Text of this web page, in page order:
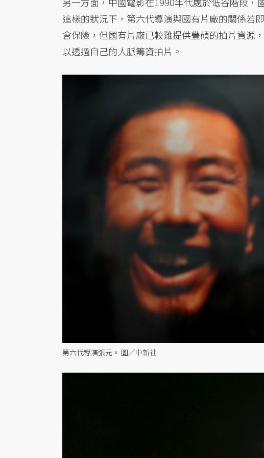
這樣的狀況下，第六代導演與國有片廠的關係若
會保險，但國有片廠已較難提供豐碩的拍片資源
以透過自己的人脈籌資拍片。
第六代導演張元。 圖／中新社